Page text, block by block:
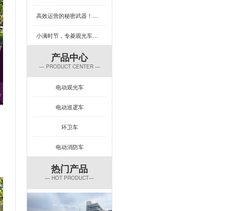
高效运营的秘密武器！专菱电动景区观光车赋能景区服务升级
小满时节，专菱观光车钣金品质引领出行新体验
产品中心
— PRODUCT CENTER —
电动观光车
电动巡逻车
环卫车
电动消防车
热门产品
— HOT PRODUCT—